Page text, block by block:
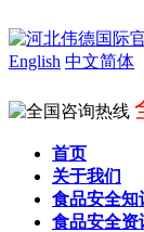
English 中文简体
首页
关于我们
食品安全知
食品安全资